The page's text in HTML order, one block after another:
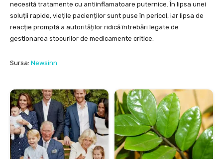
necesită tratamente cu antiinflamatoare puternice. În lipsa unei
soluții rapide, viețile pacienților sunt puse în pericol, iar lipsa de
reacție promptă a autorităților ridică întrebări legate de
gestionarea stocurilor de medicamente critice.
Sursa: Newsinn